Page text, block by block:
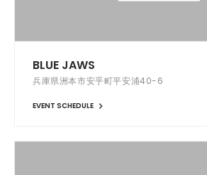
BLUE JAWS
兵庫県洲本市安乎町平安浦40-6
EVENT SCHEDULE